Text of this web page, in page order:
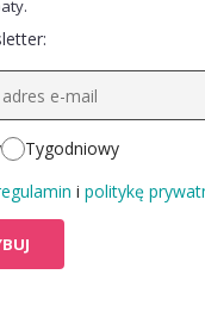
Tygodniowy
i politykę